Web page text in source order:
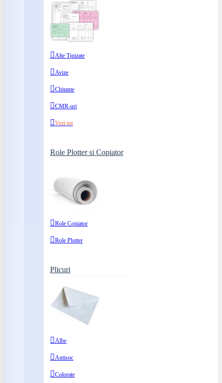
Alte Tipizate
Avize
Chitante
CMR-uri
Vezi tot
Role Plotter si Copiator
Role Copiator
Role Plotter
Plicuri
Albe
Antisoc
Colorate